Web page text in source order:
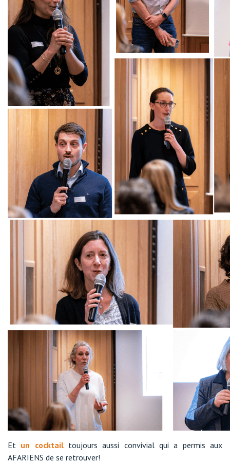
Et un cocktail toujours aussi convivial qui a permis aux
AFARIENS de se retrouver!